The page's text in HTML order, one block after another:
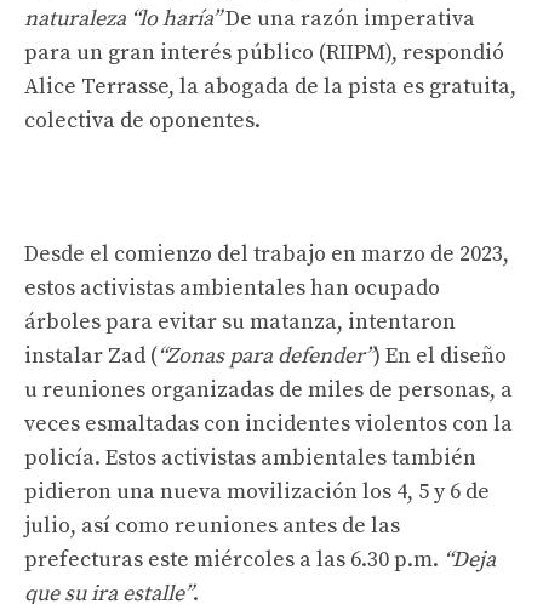
naturaleza “lo haría”De una razón imperativa
para un gran interés público (RIIPM), respondió
Alice Terrasse, la abogada de la pista es gratuita,
colectiva de oponentes.
Desde el comienzo del trabajo en marzo de 2023,
estos activistas ambientales han ocupado
árboles para evitar su matanza, intentaron
instalar Zad (“Zonas para defender”) En el diseño
u reuniones organizadas de miles de personas, a
veces esmaltadas con incidentes violentos con la
policía. Estos activistas ambientales también
pidieron una nueva movilización los 4, 5 y 6 de
julio, así como reuniones antes de las
prefecturas este miércoles a las 6.30 p.m. “Deja
que su ira estalle”.